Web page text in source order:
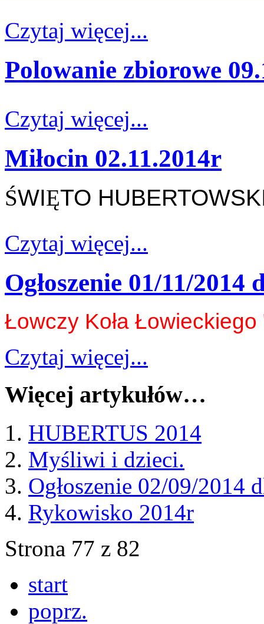
Czytaj więcej...
Polowanie zbiorowe
Czytaj więcej...
Miłocin 02.11.2014r
ŚWIĘTO
Czytaj więcej...
Ogłoszenie 01/11/
Łowczy Koła
Czytaj więcej...
Więcej artykułów…
HUBERTUS 2014
Myśliwi i dzieci.
Ogłoszenie 02/09/2014
Rykowisko 2014r
Strona 77 z 82
start
poprz.